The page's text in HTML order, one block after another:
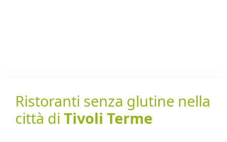
Ristoranti senza glutine nella
città di Tivoli Terme